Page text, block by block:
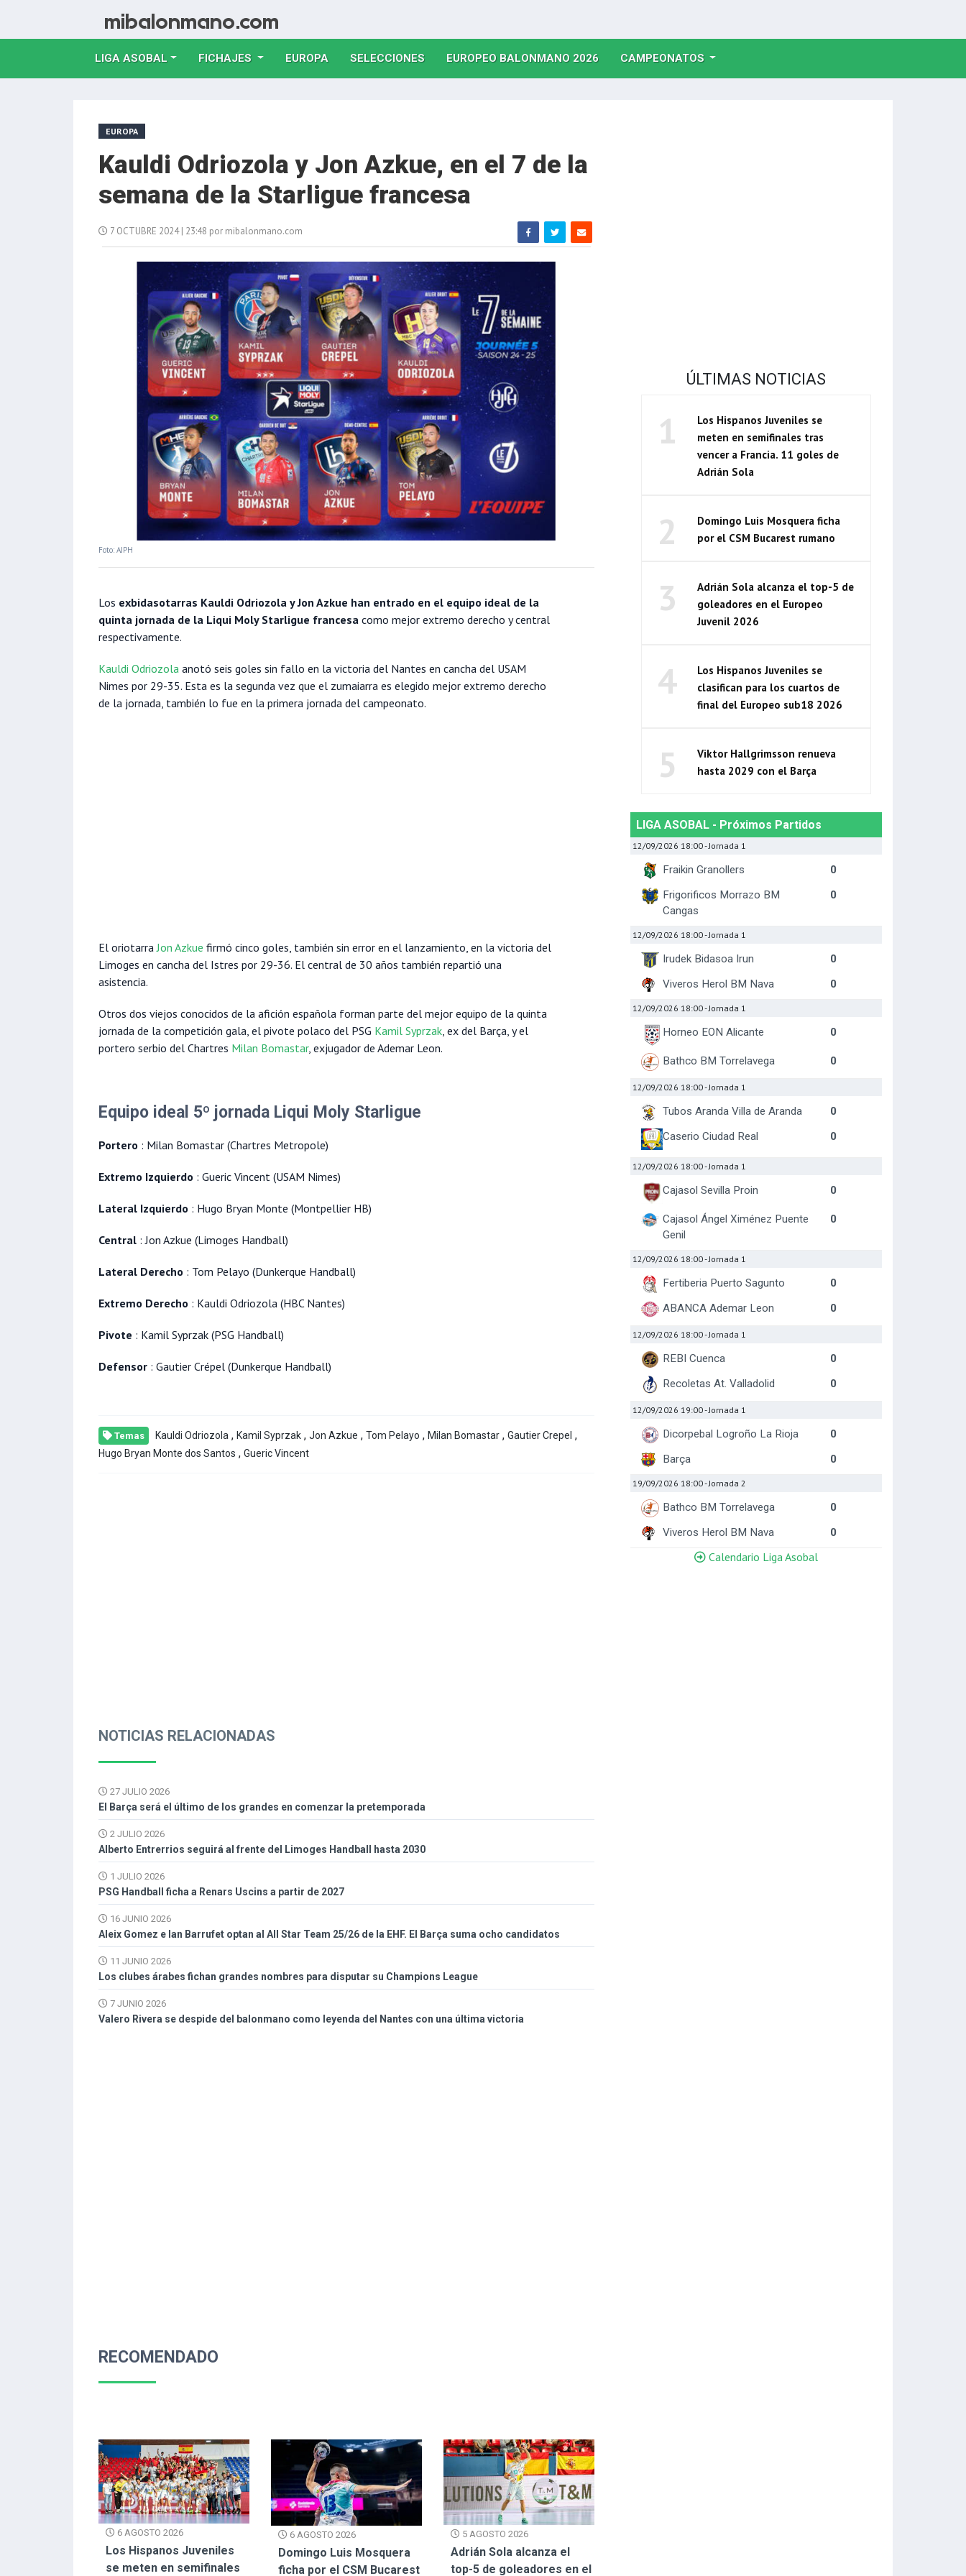
LIGA ASOBAL FICHAJES EUROPA(CURRENT)
SELECCIONES(CURRENT)
EUROPEO BALONMANO 2026(CURRENT)
CAMPEONATOS
EUROPA
Kauldi Odriozola y Jon Azkue, en el 7 de la
semana de la Starligue francesa
7 OCTUBRE 2024 | 23:48 por mibalonmano.com
Foto: AJPH
Los exbidasotarras Kauldi Odriozola y Jon Azkue han entrado en el equipo ideal de la
quinta jornada de la Liqui Moly Starligue francesa como mejor extremo derecho y central
respectivamente.
Kauldi Odriozola anotó seis goles sin fallo en la victoria del Nantes en cancha del USAM
Nimes por 29-35. Esta es la segunda vez que el zumaiarra es elegido mejor extremo derecho
de la jornada, también lo fue en la primera jornada del campeonato.
El oriotarraJon Azkue firmó cinco goles, también sin error en el lanzamiento, en la victoria del
Limoges en cancha del Istres por 29-36. El central de 30 años también repartió una
asistencia.
Otros dos viejos conocidos de la afición española forman parte del mejor equipo de la quinta
jornada de la competición gala, el pivote polaco del PSG Kamil Syprzak, ex del Barça, y el
portero serbio del Chartres Milan Bomastar, exjugador de Ademar Leon.
Equipo ideal 5º jornada Liqui Moly Starligue
Portero : Milan Bomastar (Chartres Metropole)
Extremo Izquierdo : Gueric Vincent (USAM Nimes)
Lateral Izquierdo : Hugo Bryan Monte (Montpellier HB)
Central : Jon Azkue (Limoges Handball)
Lateral Derecho : Tom Pelayo (Dunkerque Handball)
Extremo Derecho : Kauldi Odriozola (HBC Nantes)
Pivote : Kamil Syprzak (PSG Handball)
Defensor : Gautier Crépel (Dunkerque Handball)
Temas Kauldi Odriozola , Kamil Syprzak , Jon Azkue , Tom Pelayo , Milan Bomastar , Gautier Crepel ,
Hugo Bryan Monte dos Santos , Gueric Vincent
NOTICIAS RELACIONADAS
27 JULIO 2026
El Barça será el último de los grandes en comenzar la pretemporada
2 JULIO 2026
Alberto Entrerrios seguirá al frente del Limoges Handball hasta 2030
1 JULIO 2026
PSG Handball ficha a Renars Uscins a partir de 2027
16 JUNIO 2026
Aleix Gomez e Ian Barrufet optan al All Star Team 25/26 de la EHF. El Barça suma ocho candidatos
11 JUNIO 2026
Los clubes árabes fichan grandes nombres para disputar su Champions League
7 JUNIO 2026
Valero Rivera se despide del balonmano como leyenda del Nantes con una última victoria
RECOMENDADO
6 AGOSTO 2026
Los Hispanos Juveniles
se meten en semifinales
6 AGOSTO 2026
Domingo Luis Mosquera
ficha por el CSM Bucarest
5 AGOSTO 2026
Adrián Sola alcanza el
top-5 de goleadores en el
ÚLTIMAS NOTICIAS
1
Los Hispanos Juveniles se
meten en semifinales tras
vencer a Francia. 11 goles de
Adrián Sola
2
Domingo Luis Mosquera ficha
por el CSM Bucarest rumano
3
Adrián Sola alcanza el top-5 de
goleadores en el Europeo
Juvenil 2026
4
Los Hispanos Juveniles se
clasifican para los cuartos de
final del Europeo sub18 2026
5
Viktor Hallgrimsson renueva
hasta 2029 con el Barça
LIGA ASOBAL - Próximos Partidos
12/09/2026 18:00- Jornada 1
Fraikin Granollers
0
Frigorificos Morrazo BM
Cangas
0
12/09/2026 18:00- Jornada 1
Irudek Bidasoa Irun
0
Viveros Herol BM Nava
0
12/09/2026 18:00- Jornada 1
Horneo EON Alicante 0
Bathco BM Torrelavega 0
12/09/2026 18:00- Jornada 1
Tubos Aranda Villa de Aranda
0
Caserio Ciudad Real
0
12/09/2026 18:00- Jornada 1
Cajasol Sevilla Proin 0
Cajasol Ángel Ximénez Puente
Genil
0
12/09/2026 18:00- Jornada 1
Fertiberia Puerto Sagunto
0
ABANCA Ademar Leon
0
12/09/2026 18:00- Jornada 1
REBI Cuenca
0
Recoletas At. Valladolid
0
12/09/2026 19:00- Jornada 1
Dicorpebal Logroño La Rioja
0
Barça
0
19/09/2026 18:00- Jornada 2
Bathco BM Torrelavega
0
Viveros Herol BM Nava
0
Calendario Liga Asobal